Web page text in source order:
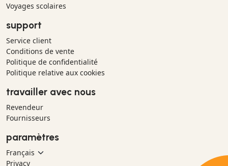
Voyages scolaires
support
Service client
Conditions de vente
Politique de confidentialité
Politique relative aux cookies
travailler avec nous
Revendeur
Fournisseurs
paramètres
Privacy